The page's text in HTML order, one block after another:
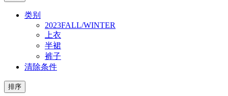
类别
2023FALL/WINTER
上衣
半裙
裤子
清除条件
排序